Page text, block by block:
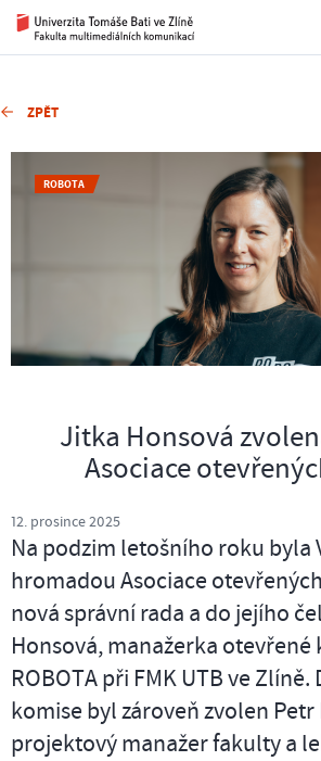
ZPĚT
ROBOTA
Jitka Honsová
Asociace
12. prosince 2025
Na podzim letošního roku byla
hromadou Asociace
nová správní rada a do jejího
Honsová, manažerka
ROBOTA při FMK UTB ve
komise byl zároveň zvolen
projektový manažer fakulty a